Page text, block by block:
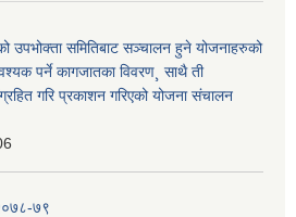
उपभोक्ता समितिबाट सञ्चालन हुने योजनाहरुको
पर्ने कागजातका विवरण¸ साथै ती
गरि प्रकाशन गरिएको योजना संचालन
७९